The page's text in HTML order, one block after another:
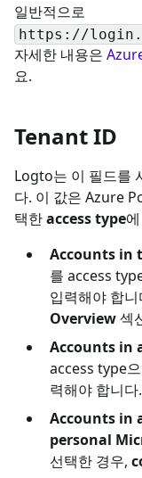
일반적으로
https://
자세한 내용은
요.
Tenant ID
Logto는 이 필드를
다. 이 값은 Azure
택한access type
Accounts in
를 access
입력해야 합
Overview섹
Accounts in
access type
력해야 합니다.
Accounts in
personal
선택한 경우,